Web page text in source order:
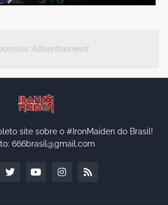
Advertisement
site sobre o #IronMaiden do Brasil!
666brasil@gmail.com